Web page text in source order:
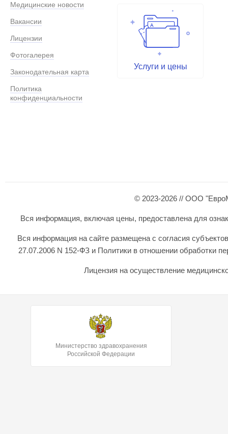
Медицинские новости
Вакансии
Лицензии
Фотогалерея
Законодательная карта
Политика
конфиденциальности
Услуги и цены
© 2023-2026 // ООО
Вся информация, включая цены, предоставлена для
Вся информация на сайте размещена с согласия
27.07.2006 N 152-ФЗ и Политики в отношении обработки
Лицензия на осуществление
Министерство здравохранения
Российской Федерации